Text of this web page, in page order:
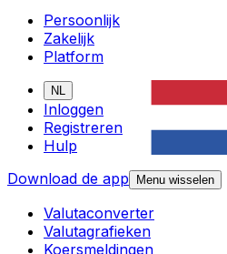
Persoonlijk
Zakelijk
Platform
NL
Inloggen
Registreren
Hulp
Download de app
Menu wisselen
Valutaconverter
Valutagrafieken
Koersmeldingen